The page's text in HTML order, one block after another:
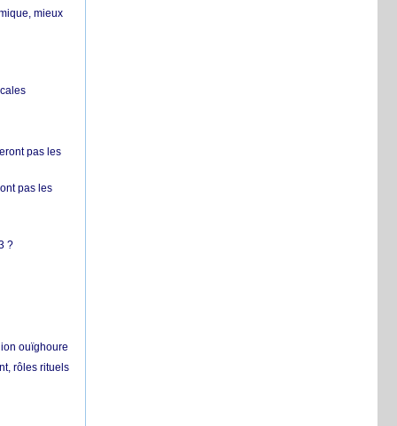
mieux
pas les
pas les
?
ouïghoure
rôles rituels